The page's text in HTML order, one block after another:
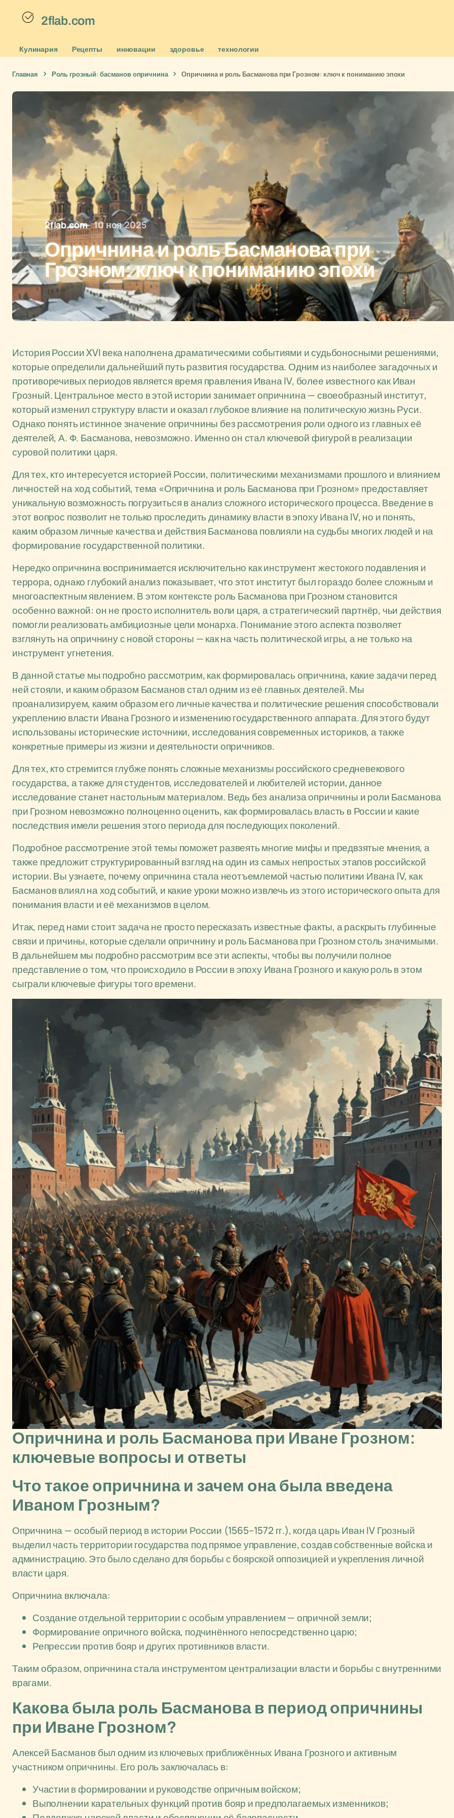
2flab.com
Кулинария Рецепты инновации здоровье технологии
Главная Роль грозный: басманов опричнина Опричнина и роль Басманова при Грозном: ключ к пониманию эпохи
2flab.com 10 ноя 2025
Опричнина и роль Басманова при
Грозном: ключ к пониманию эпохи
История России XVI века наполнена драматическими событиями и судьбоносными решениями,
которые определили дальнейший путь развития государства. Одним из наиболее загадочных и
противоречивых периодов является время правления Ивана IV, более известного как Иван
Грозный. Центральное место в этой истории занимает опричнина — своеобразный институт,
который изменил структуру власти и оказал глубокое влияние на политическую жизнь Руси.
Однако понять истинное значение опричнины без рассмотрения роли одного из главных её
деятелей, А. Ф. Басманова, невозможно. Именно он стал ключевой фигурой в реализации
суровой политики царя.
Для тех, кто интересуется историей России, политическими механизмами прошлого и влиянием
личностей на ход событий, тема «Опричнина и роль Басманова при Грозном» предоставляет
уникальную возможность погрузиться в анализ сложного исторического процесса. Введение в
этот вопрос позволит не только проследить динамику власти в эпоху Ивана IV, но и понять,
каким образом личные качества и действия Басманова повлияли на судьбы многих людей и на
формирование государственной политики.
Нередко опричнина воспринимается исключительно как инструмент жестокого подавления и
террора, однако глубокий анализ показывает, что этот институт был гораздо более сложным и
многоаспектным явлением. В этом контексте роль Басманова при Грозном становится
особенно важной: он не просто исполнитель воли царя, а стратегический партнёр, чьи действия
помогли реализовать амбициозные цели монарха. Понимание этого аспекта позволяет
взглянуть на опричнину с новой стороны — как на часть политической игры, а не только на
инструмент угнетения.
В данной статье мы подробно рассмотрим, как формировалась опричнина, какие задачи перед
ней стояли, и каким образом Басманов стал одним из её главных деятелей. Мы
проанализируем, каким образом его личные качества и политические решения способствовали
укреплению власти Ивана Грозного и изменению государственного аппарата. Для этого будут
использованы исторические источники, исследования современных историков, а также
конкретные примеры из жизни и деятельности опричников.
Для тех, кто стремится глубже понять сложные механизмы российского средневекового
государства, а также для студентов, исследователей и любителей истории, данное
исследование станет настольным материалом. Ведь без анализа опричнины и роли Басманова
при Грозном невозможно полноценно оценить, как формировалась власть в России и какие
последствия имели решения этого периода для последующих поколений.
Подробное рассмотрение этой темы поможет развеять многие мифы и предвзятые мнения, а
также предложит структурированный взгляд на один из самых непростых этапов российской
истории. Вы узнаете, почему опричнина стала неотъемлемой частью политики Ивана IV, как
Басманов влиял на ход событий, и какие уроки можно извлечь из этого исторического опыта для
понимания власти и её механизмов в целом.
Итак, перед нами стоит задача не просто пересказать известные факты, а раскрыть глубинные
связи и причины, которые сделали опричнину и роль Басманова при Грозном столь значимыми.
В дальнейшем мы подробно рассмотрим все эти аспекты, чтобы вы получили полное
представление о том, что происходило в России в эпоху Ивана Грозного и какую роль в этом
сыграли ключевые фигуры того времени.
Опричнина и роль Басманова при Иване Грозном:
ключевые вопросы и ответы
Что такое опричнина и зачем она была введена
Иваном Грозным?
Опричнина — особый период в истории России (1565–1572 гг.), когда царь Иван IV Грозный
выделил часть территории государства под прямое управление, создав собственные войска и
администрацию. Это было сделано для борьбы с боярской оппозицией и укрепления личной
власти царя.
Опричнина включала:
Создание отдельной территории с особым управлением — опричной земли;
Формирование опричного войска, подчинённого непосредственно царю;
Репрессии против бояр и других противников власти.
Таким образом, опричнина стала инструментом централизации власти и борьбы с внутренними
врагами.
Какова была роль Басманова в период опричнины
при Иване Грозном?
Алексей Басманов был одним из ключевых приближённых Ивана Грозного и активным
участником опричнины. Его роль заключалась в:
Участии в формировании и руководстве опричным войском;
Выполнении карательных функций против бояр и предполагаемых изменников;